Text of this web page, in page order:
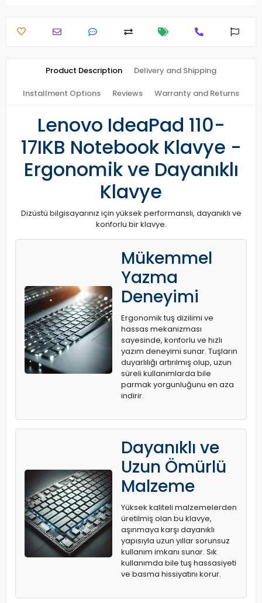
Product Description Delivery and Shipping
Installment Options Reviews Warranty and Returns
Lenovo IdeaPad 110-
17IKB Notebook Klavye -
Ergonomik ve Dayanıklı
Klavye
Dizüstü bilgisayarınız için yüksek performanslı, dayanıklı ve
konforlu bir klavye.
Mükemmel
Yazma
Deneyimi
Ergonomik tuş dizilimi ve
hassas mekanizması
sayesinde, konforlu ve hızlı
yazım deneyimi sunar. Tuşların
duyarlılığı artırılmış olup, uzun
süreli kullanımlarda bile
parmak yorgunluğunu en aza
indirir.
Dayanıklı ve
Uzun Ömürlü
Malzeme
Yüksek kaliteli malzemelerden
üretilmiş olan bu klavye,
aşınmaya karşı dayanıklı
yapısıyla uzun yıllar sorunsuz
kullanım imkanı sunar. Sık
kullanımda bile tuş hassasiyeti
ve basma hissiyatını korur.